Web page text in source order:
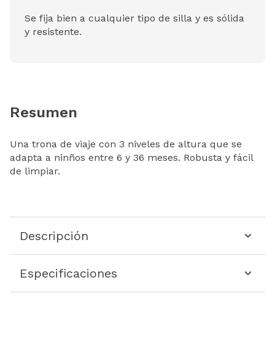
Se fija bien a cualquier tipo de silla y es sólida
y resistente.
Resumen
Una trona de viaje con 3 niveles de altura que se
adapta a ninños entre 6 y 36 meses. Robusta y fácil
de limpiar.
Descripción
Especificaciones